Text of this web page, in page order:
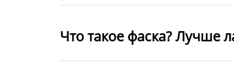
Что такое фаска? Лучше